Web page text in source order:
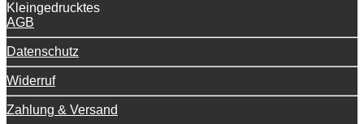
Kleingedrucktes
AGB
Datenschutz
Widerruf
Zahlung & Versand